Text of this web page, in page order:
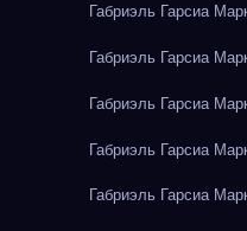
Габриэль Гарсиа
Габриэль Гарсиа
Габриэль Гарсиа
Габриэль Гарсиа
Габриэль Гарсиа